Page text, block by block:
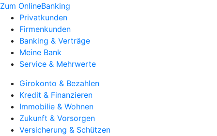
Zum OnlineBanking
Privatkunden
Firmenkunden
Banking & Verträge
Meine Bank
Service & Mehrwerte
Girokonto & Bezahlen
Kredit & Finanzieren
Immobilie & Wohnen
Zukunft & Vorsorgen
Versicherung & Schützen